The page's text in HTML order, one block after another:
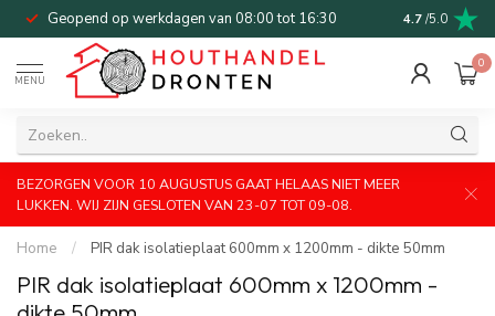
Geopend op werkdagen van 08:00 tot 16:30 Bel of mail
4.7 /5.0
MENU
0
BEZORGEN VOOR 10 AUGUSTUS GAAT HELAAS NIET MEER
LUKKEN. WIJ ZIJN GESLOTEN VAN 23-07 TOT 09-08.
Home / PIR dak isolatieplaat 600mm x 1200mm - dikte 50mm
PIR dak isolatieplaat 600mm x 1200mm -